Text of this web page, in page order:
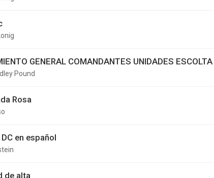
GENERAL COMANDANTES UNIDADES ESCOLTA
Pound
Rosa
en español
de alta